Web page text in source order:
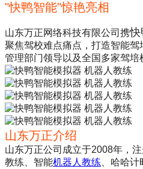
"快鸭智能"惊艳亮相
山东万正网络科技有限公司携快
聚焦驾校难点痛点，打造智能
管理部门领导以及全国多家驾培
山东万正介绍
山东万正公司成立于2008年，
教练、智能机器人教练 、哈哈